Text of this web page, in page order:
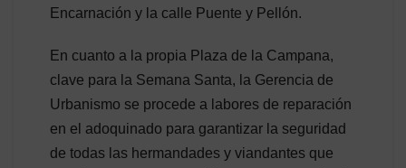
Encarnación y la calle Puente y Pellón.
En cuanto a la propia Plaza de la Campana,
clave para la Semana Santa, la Gerencia de
Urbanismo se procede a labores de reparación
en el adoquinado para garantizar la seguridad
de todas las hermandades y viandantes que